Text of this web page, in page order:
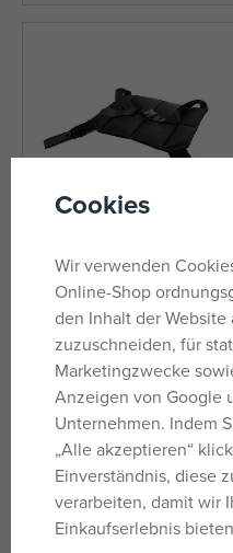
Zopa Schwangerschafts-
Autosicherheitsgurt, schwarz
nicht auf Lager
22,99 €
20,09 €
Cookies
Wir verwenden
Online-Shop
den Inhalt der
zuzuschneiden, für
Marketingzwecke
Anzeigen von Google
Unternehmen. Indem
„Alle akzeptieren“
Einverständnis, diese
verarbeiten, damit wir
Einkaufserlebnis